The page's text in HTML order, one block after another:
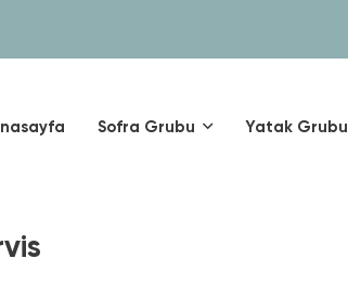
Sofra Grubu Yatak Grubu